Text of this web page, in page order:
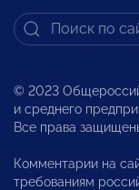
© 2023
и среднего
Все права
Комментарии на
требованиям